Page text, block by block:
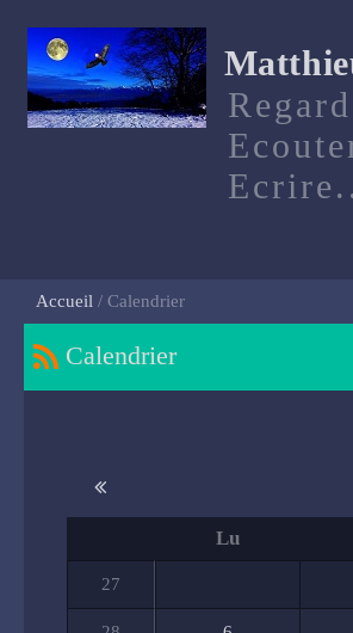
Accueil Calendrier
Calendrier
Lu
27